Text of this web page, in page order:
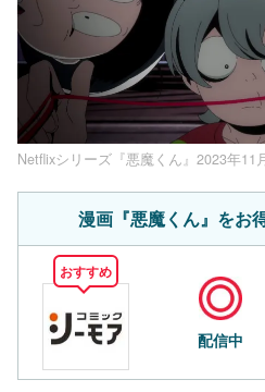
Netflixシリーズ『悪魔くん』2023年11
漫画『悪魔くん』をお
おすすめ
配信中